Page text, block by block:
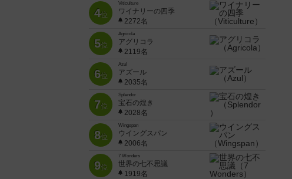
4位
Viticulture
ワイナリーの四季
2272名
5位
Agricola
アグリコラ
2119名
6位
Azul
アズール
2035名
7位
Splendor
宝石の煌き
2028名
8位
Wingspan
ウイングスパン
2006名
9位
7 Wonders
世界の七不思議
1919名